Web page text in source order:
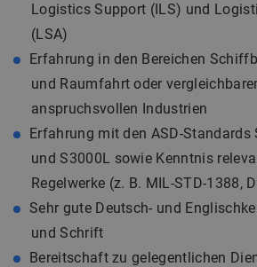
Logistics Support (ILS) und
(LSA)
Erfahrung in den Bereichen
und Raumfahrt oder
anspruchsvollen Industrien
Erfahrung mit den ASD-Standards
und S3000L sowie Kenntnis
Regelwerke (z. B. MIL-STD-1388,
Sehr gute Deutsch- und
und Schrift
Bereitschaft zu gelegentlichen